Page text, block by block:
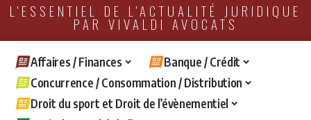
L'ESSENTIEL DE L'ACTUALITÉ JURIDIQUE
PAR VIVALDI AVOCATS
Affaires / Finances
Banque / Crédit
Concurrence / Consommation / Distribution
Droit du sport et Droit de l’évènementiel